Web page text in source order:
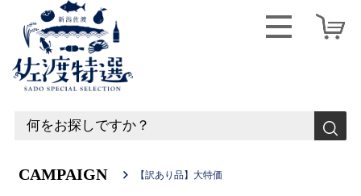
CAMPAIGN 【訳あり品】大特価